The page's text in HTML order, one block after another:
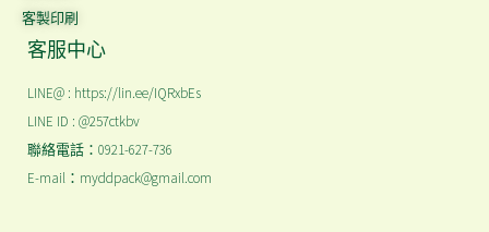
客製印刷
客服中心
LINE@ : https://lin.ee/IQRxbEs
LINE ID : @257ctkbv
聯絡電話：0921-627-736
E-mail：myddpack@gmail.com